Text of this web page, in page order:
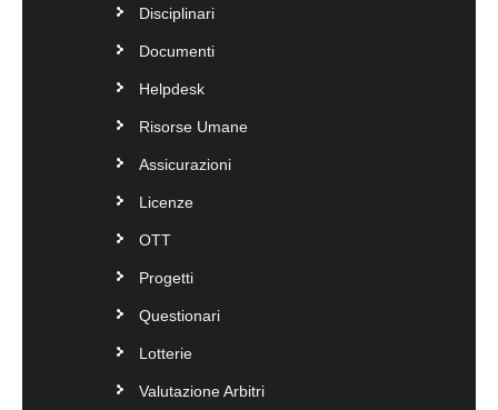
Disciplinari
Documenti
Helpdesk
Risorse Umane
Assicurazioni
Licenze
OTT
Progetti
Questionari
Lotterie
Valutazione Arbitri